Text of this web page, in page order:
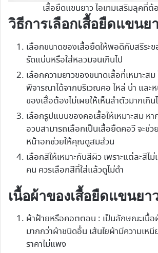
เสื้อยืดแขนยาว ไอเทมเสริมลุคที่
วิธีการเลือกเสื้อยืดแขนย
เลือกขนาดของเสื้อยืดให้พอดีกับสรีระข
รัดแน่นหรือใส่หลวมจนเกินไป
เลือกความยาวของขนาดเสื้อที่เหมาะสม
พิจารณาได้จากบริเวณคอ ไหล่ บ่า และ
ของเสื้อต้องไม่เผยให้เห็นลำตัวมากเกิน
เลือกรูปแบบของคอเสื้อให้เหมาะสม ห
อวบสามารถเลือกเป็นเสื้อยืดคอวี จะช่
หน้าอกช่วยให้คุณดูสมส่วน
เลือกสีให้เหมาะกับสีผิว เพราะแต่ละสีไ
คน ควรเลือกสีที่ใส่แล้วดูไม่ดำ
เนื้อผ้าของเสื้อยืดแขนยา
ผ้าฝ้ายหรือคอตตอน : เป็นลักษณะเนื้อ
มากกว่าผ้าชนิดอื่น เส้นใยผ้ามีความเห
ราคาไม่แพง